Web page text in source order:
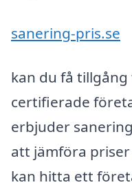
sanering-pris.se
kan du få
certifierade
erbjuder
att jämföra
kan hitta ett